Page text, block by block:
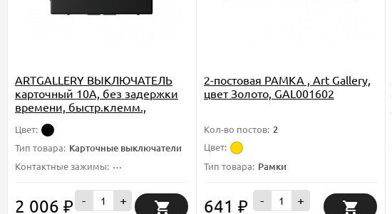
ARTGALLERY ВЫКЛЮЧАТЕЛЬ
карточный 10А, без задержки
времени, быстр.клемм.,
КАРБОН, GAL001014S
Цвет:
Тип товара: Карточные выключатели
Контактные зажимы: быстрозажимные клеммы
2 006 ₽ - +
2-постовая РАМКА , Art Gallery,
цвет Золото, GAL001602
Кол-во постов: 2
Цвет:
Тип товара: Рамки
641 ₽ - +